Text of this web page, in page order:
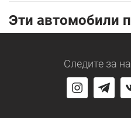
Эти автомобили
Следите за